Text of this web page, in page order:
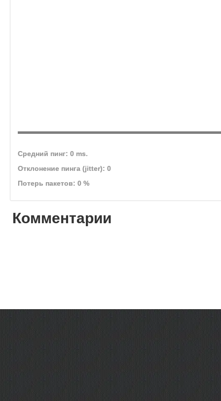
Средний пинг: 0 ms.
Отклонение пинга (jitter): 0
Потерь пакетов: 0 %
Комментарии